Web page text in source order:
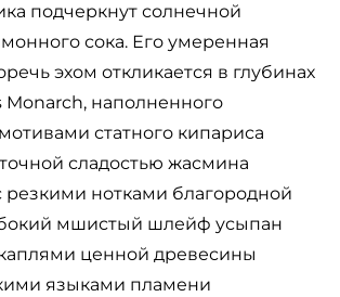
подчеркнут солнечной
сока. Его умеренная
эхом откликается в глубинах
Monarch, наполненного
статного кипариса
сладостью жасмина
резкими нотками благородной
мшистый шлейф усыпан
ценной древесины
языками пламени